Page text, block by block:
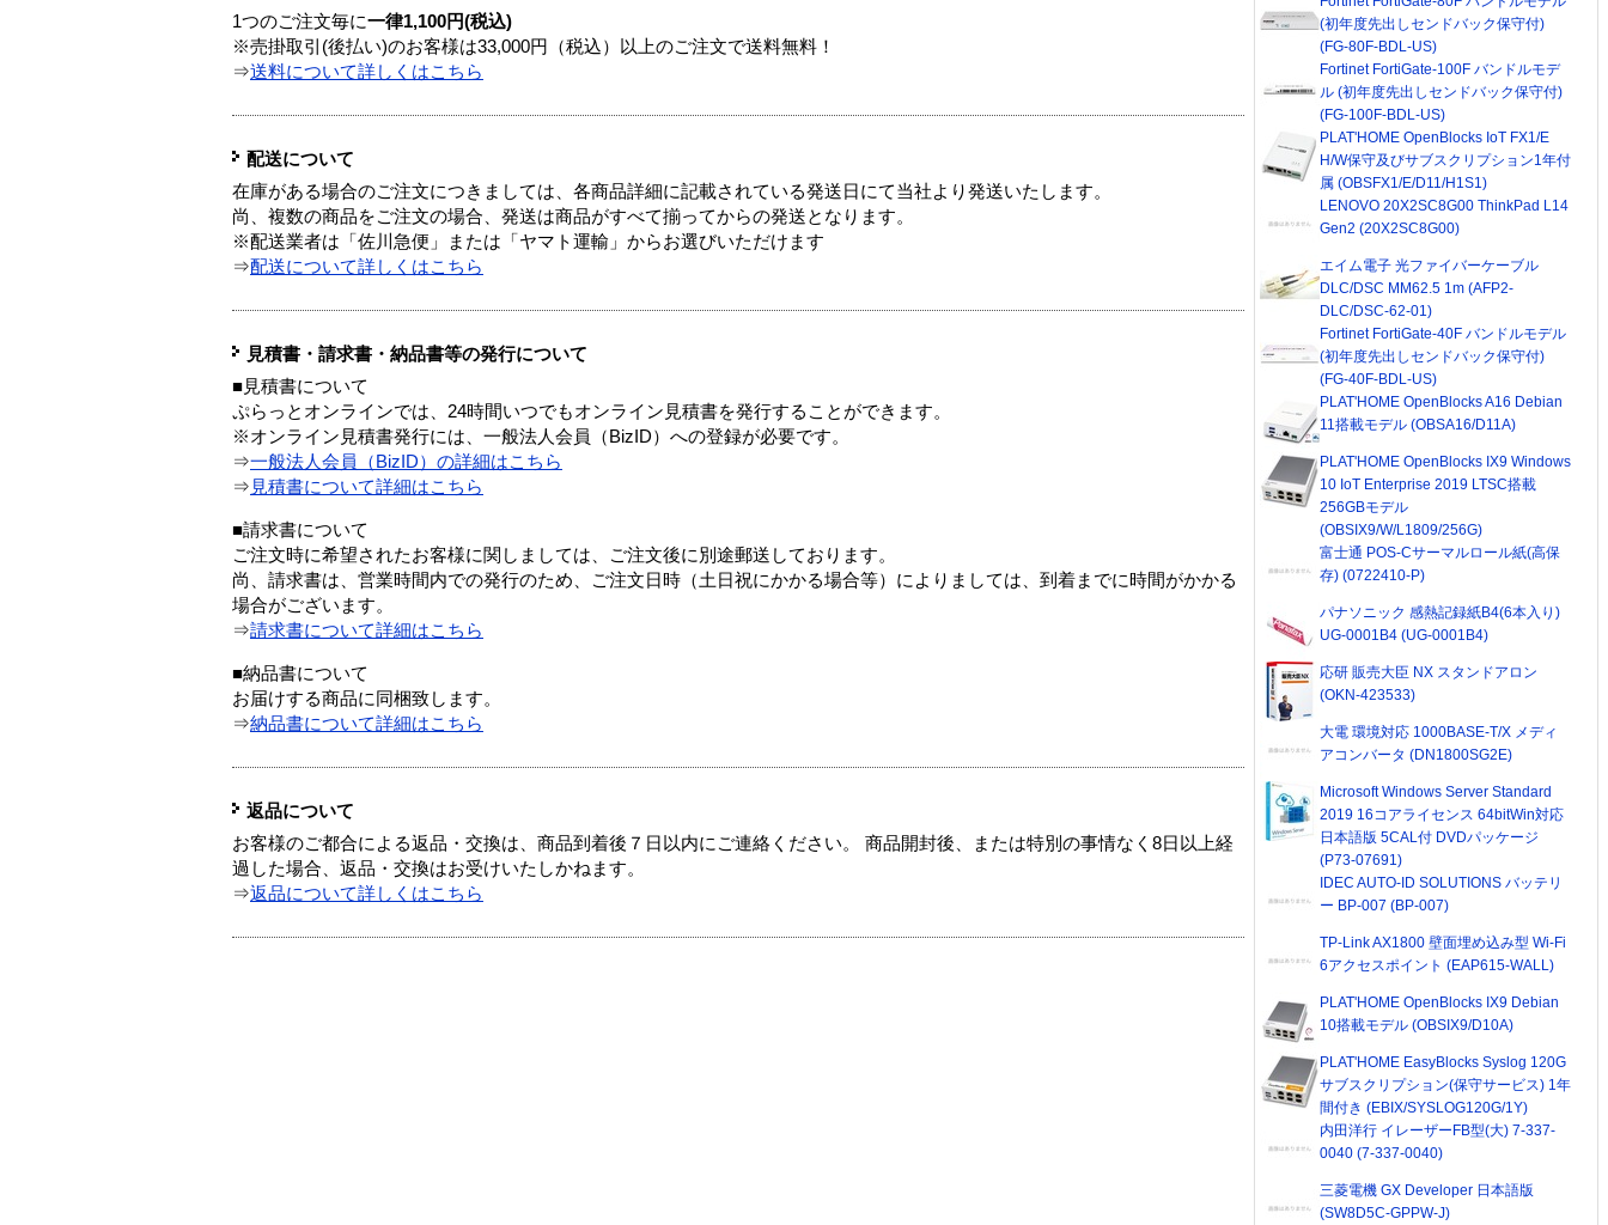
1つのご注文毎に一律1,100円(税込)
※売掛取引(後払い)のお客様は33,000円（税込）以上のご注文で送料無料！
⇒送料について詳しくはこちら
配送について
在庫がある場合のご注文につきましては、各商品詳細に記載されている発送日にて当社より発送いたします。
尚、複数の商品をご注文の場合、発送は商品がすべて揃ってからの発送となります。
※配送業者は「佐川急便」または「ヤマト運輸」からお選びいただけます
⇒配送について詳しくはこちら
見積書・請求書・納品書等の発行について
■見積書について
ぷらっとオンラインでは、24時間いつでもオンライン見積書を発行することができます。
※オンライン見積書発行には、一般法人会員（BizID）への登録が必要です。
⇒一般法人会員（BizID）の詳細はこちら
⇒ 見積書について詳細はこちら
■請求書について
ご注文時に希望されたお客様に関しましては、ご注文後に別途郵送しております。
尚、請求書は、営業時間内での発行のため、ご注文日時（土日祝にかかる場合等）によりましては、到着までに時間がかかる
場合がございます。
⇒請求書について詳細はこちら
■納品書について
お届けする商品に同梱致します。
⇒納品書について詳細はこちら
返品について
お客様のご都合による返品・交換は、商品到着後７日以内にご連絡ください。 商品開封後、または特別の事情なく8日以上経
過した場合、返品・交換はお受けいたしかねます。
⇒返品について詳しくはこちら
(初年度先出しセンドバック保守付)
(FG-80F-BDL-US)
Fortinet FortiGate-100F バンドルモデ
ル (初年度先出しセンドバック保守付)
(FG-100F-BDL-US)
PLAT'HOME OpenBlocks IoT FX1/E
H/W保守及びサブスクリプション1年付
属 (OBSFX1/E/D11/H1S1)
LENOVO 20X2SC8G00 ThinkPad L14
Gen2 (20X2SC8G00)
エイム電子 光ファイバーケーブル
DLC/DSC MM62.5 1m (AFP2-
DLC/DSC-62-01)
Fortinet FortiGate-40F バンドルモデル
(初年度先出しセンドバック保守付)
(FG-40F-BDL-US)
PLAT'HOME OpenBlocks A16 Debian
11搭載モデル (OBSA16/D11A)
PLAT'HOME OpenBlocks IX9 Windows
10 IoT Enterprise 2019 LTSC搭載
256GBモデル
(OBSIX9/W/L1809/256G)
富士通 POS-Cサーマルロール紙(高保
存) (0722410-P)
パナソニック 感熱記録紙B4(6本入り)
UG-0001B4 (UG-0001B4)
応研 販売大臣 NX スタンドアロン
(OKN-423533)
大電 環境対応 1000BASE-T/X メディ
アコンバータ (DN1800SG2E)
Microsoft Windows Server Standard
2019 16コアライセンス 64bitWin対応
日本語版 5CAL付 DVDパッケージ
(P73-07691)
IDEC AUTO-ID SOLUTIONS バッテリ
ー BP-007 (BP-007)
TP-Link AX1800 壁面埋め込み型 Wi-Fi
6アクセスポイント (EAP615-WALL)
PLAT'HOME OpenBlocks IX9 Debian
10搭載モデル (OBSIX9/D10A)
PLAT'HOME EasyBlocks Syslog 120G
サブスクリプション(保守サービス) 1年
間付き (EBIX/SYSLOG120G/1Y)
内田洋行 イレーザーFB型(大) 7-337-
0040 (7-337-0040)
三菱電機 GX Developer 日本語版
(SW8D5C-GPPW-J)